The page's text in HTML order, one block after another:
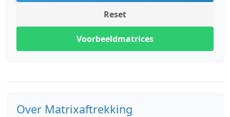
Reset
Voorbeeldmatrices
Over Matrixaftrekking